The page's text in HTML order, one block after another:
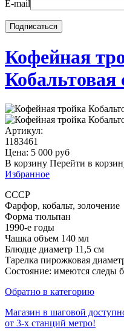
E-mail
Кофейная
Артикул:
1183461
Цена: 5 000 руб
В корзину Перейти в
Избранное
СССР
Фарфор, кобальт, золочение
Форма тюльпан
1990-е годы
Чашка объем 140 мл
Блюдце диаметр 11,5 см
Тарелка пирожковая
Состояние: имеются следы
Обратно в категорию
Магазин в шаговой
от 3-х станций метро!